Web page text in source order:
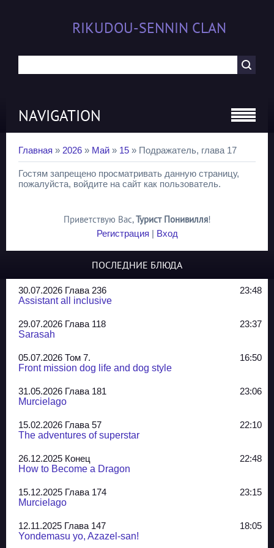
RIKUDOU-SENNIN CLAN
NAVIGATION
Главная » 2026 » Май » 15 » Подражатель, глава 17
Гостям запрещено просматривать данную страницу,
пожалуйста, войдите на сайт как пользователь.
Приветствую Вас,Турист Понивилля!
Регистрация | Вход
ПОСЛЕДНИЕ БЛЮДА
30.07.2026 Глава 236
23:48
Assistant all inclusive
29.07.2026 Глава 118
23:37
Sarasah
05.07.2026 Том 7.
16:50
Front mission dog life and dog style
31.05.2026 Глава 181
23:06
Murcielago
15.02.2026 Глава 57
22:10
The adventures of superstar
26.12.2025 Конец
22:48
How to Become a Dragon
15.12.2025 Глава 174
23:15
Murcielago
12.11.2025 Глава 147
18:05
Yondemasu yo, Azazel-san!